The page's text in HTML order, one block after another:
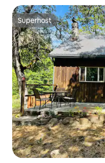
Superhost
Superhost